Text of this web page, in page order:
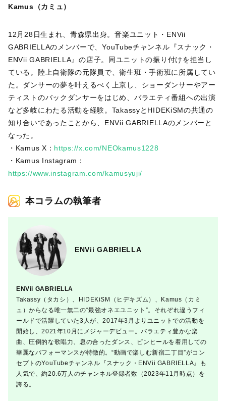
Kamus（カミュ）
12月28日生まれ、青森県出身。音楽ユニット・ENVii
GABRIELLAのメンバーで、YouTubeチャンネル『スナック・
ENVii GABRIELLA』の店子。同ユニットの振り付けを担当し
ている。陸上自衛隊の元隊員で、衛生班・手術班に所属してい
た。ダンサーの夢を叶えるべく上京し、ショーダンサーやアー
ティストのバックダンサーをはじめ、バラエティ番組への出演
など多岐にわたる活動を経験。TakassyとHIDEKiSMの共通の
知り合いであったことから、ENVii GABRIELLAのメンバーと
なった。
・Kamus X： https://x.com/NEOkamus1228
・Kamus Instagram：
https://www.instagram.com/kamusyuji/
本コラムの執筆者
ENVii GABRIELLA
ENVii GABRIELLA
Takassy（タカシ）、HIDEKiSM（ヒデキズム）、Kamus（カミ
ュ）からなる唯一無二の“最強オネエユニット”。それぞれ違うフィ
ールドで活躍していた3人が、2017年3月よりユニットでの活動を
開始し、2021年10月にメジャーデビュー。バラエティ豊かな楽
曲、圧倒的な歌唱力、息の合ったダンス、ピンヒールを着用しての
華麗なパフォーマンスが特徴的。“動画で楽しむ新宿二丁目”がコン
セプトのYouTubeチャンネル『スナック・ENVii GABRIELLA』も
人気で、約20.6万人のチャンネル登録者数（2023年11月時点）を
誇る。